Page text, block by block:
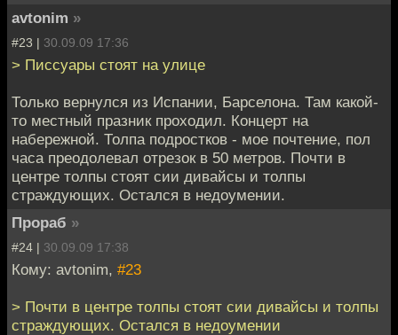
avtonim »
#23 | 30.09.09 17:36
> Писсуары стоят на улице
Только вернулся из Испании, Барселона. Там какой-
то местный празник проходил. Концерт на
набережной. Толпа подростков - мое почтение, пол
часа преодолевал отрезок в 50 метров. Почти в
центре толпы стоят сии дивайсы и толпы
страждующих. Остался в недоумении.
Прораб »
#24 | 30.09.09 17:38
Кому: avtonim, #23
> Почти в центре толпы стоят сии дивайсы и толпы
страждующих. Остался в недоумении